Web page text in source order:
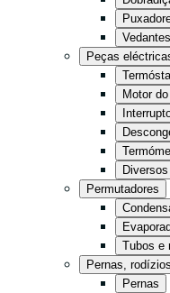
Supermercado
Comércio a
Tudo em preto
Cozinha
Armazém
Fast food
Vedantes
Peças
Motor
Diversos
Permutadores
Tubos e
Pernas,
Pernas